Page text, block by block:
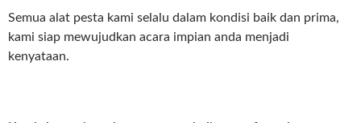
Semua alat pesta kami selalu dalam kondisi baik dan prima,
kami siap mewujudkan acara impian anda menjadi
kenyataan.